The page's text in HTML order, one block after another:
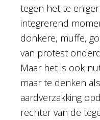
tegen het te
integrerend
donkere, muffe,
van protest
Maar het is ook
maar te denken
aardverzakking
rechter van de